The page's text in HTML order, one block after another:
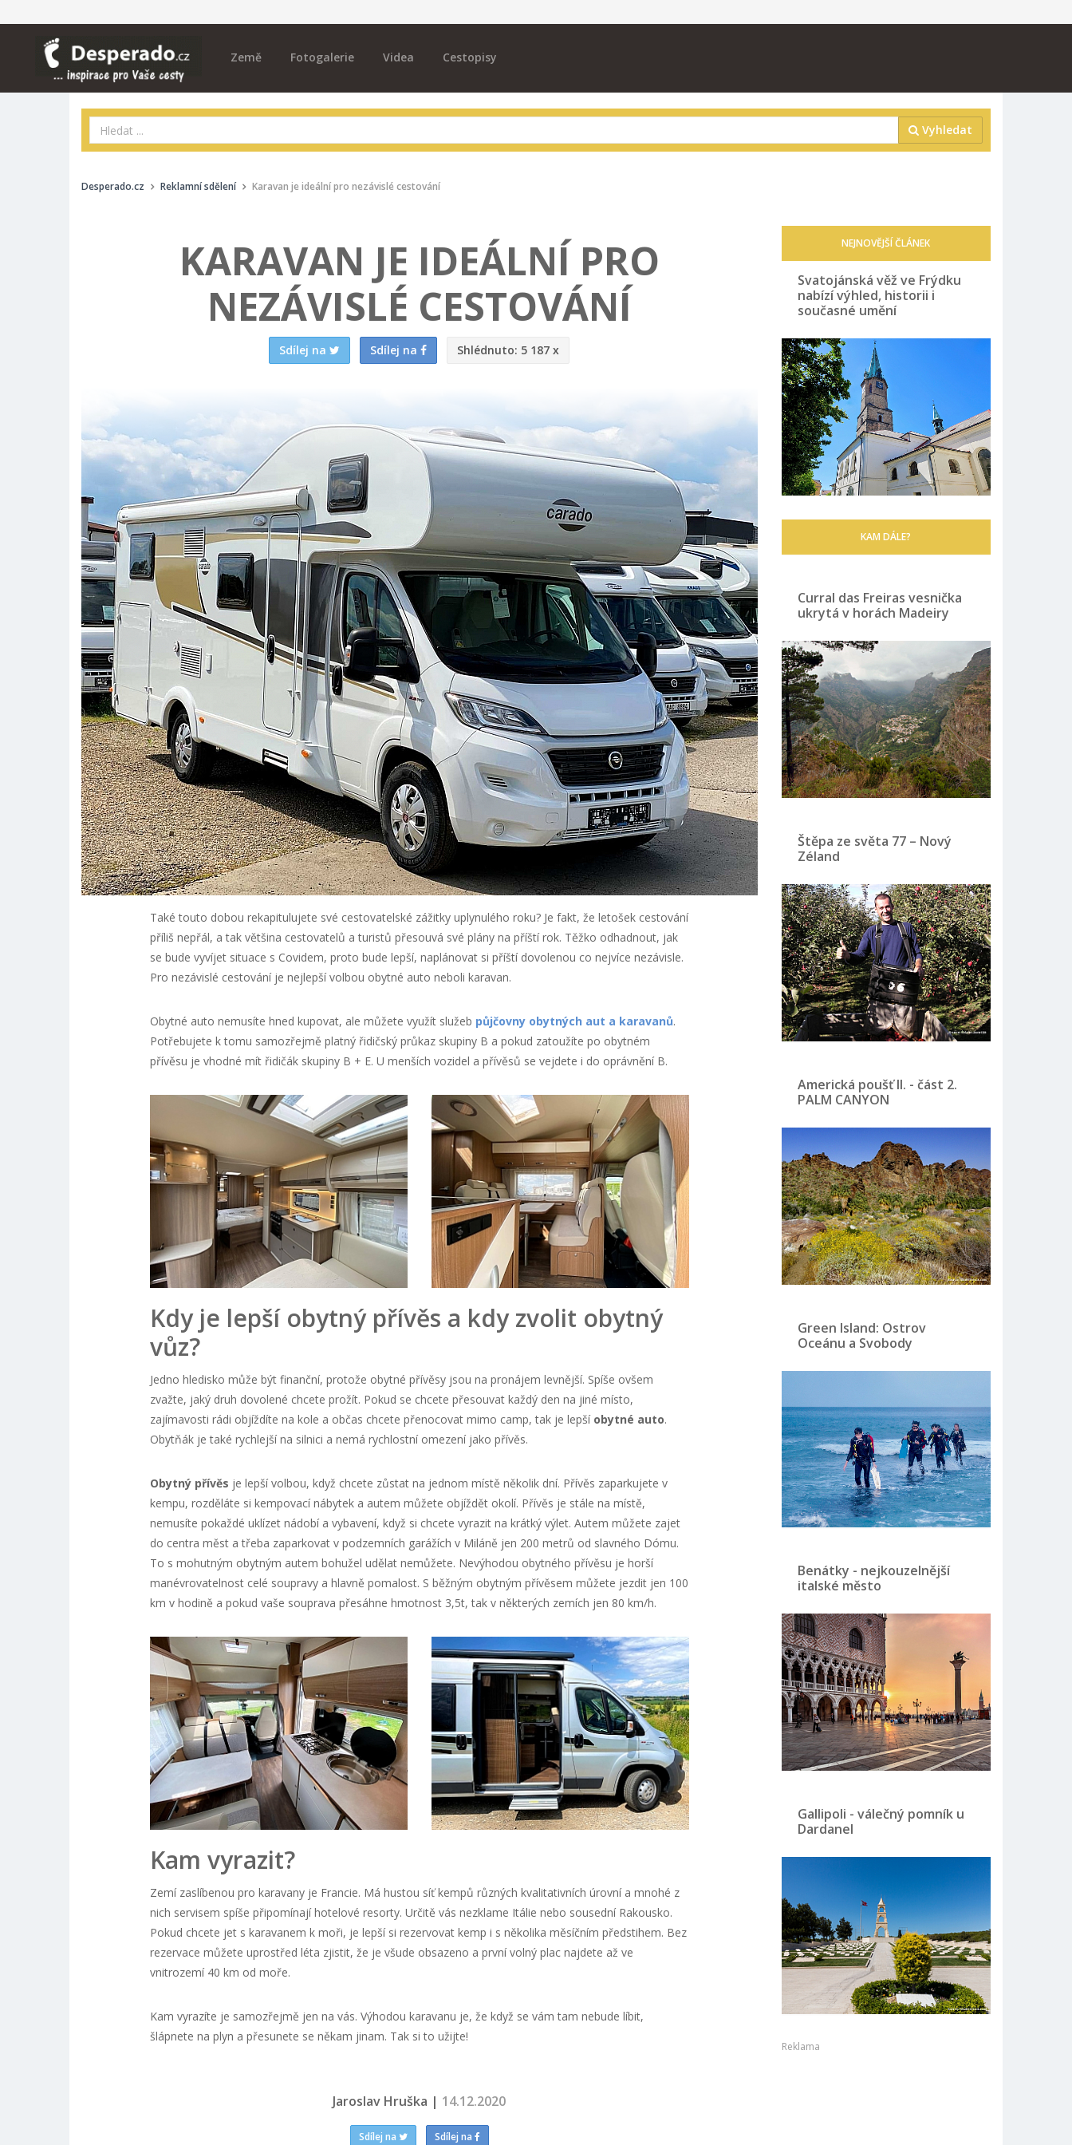
Země Fotogalerie Videa Cestopisy
Vyhledat
Desperado.cz Reklamní sdělení Karavan je ideální pro nezávislé cestování
KARAVAN JE IDEÁLNÍ PRO
NEZÁVISLÉ CESTOVÁNÍ
Sdílej na Sdílej na Shlédnuto: 5 187 x
Také touto dobou rekapitulujete své cestovatelské zážitky uplynulého roku? Je fakt, že letošek cestování
příliš nepřál, a tak většina cestovatelů a turistů přesouvá své plány na příští rok. Těžko odhadnout, jak
se bude vyvíjet situace s Covidem, proto bude lepší, naplánovat si příští dovolenou co nejvíce nezávisle.
Pro nezávislé cestování je nejlepší volbou obytné auto neboli karavan.
Obytné auto nemusíte hned kupovat, ale můžete využít služeb půjčovny obytných aut a karavanů.
Potřebujete k tomu samozřejmě platný řidičský průkaz skupiny B a pokud zatoužíte po obytném
přívěsu je vhodné mít řidičák skupiny B + E. U menších vozidel a přívěsů se vejdete i do oprávnění B.
Kdy je lepší obytný přívěs a kdy zvolit obytný
vůz?
Jedno hledisko může být finanční, protože obytné přívěsy jsou na pronájem levnější. Spíše ovšem
zvažte, jaký druh dovolené chcete prožít. Pokud se chcete přesouvat každý den na jiné místo,
zajímavosti rádi objíždíte na kole a občas chcete přenocovat mimo camp, tak je lepší obytné auto.
Obytňák je také rychlejší na silnici a nemá rychlostní omezení jako přívěs.
Obytný přívěs je lepší volbou, když chcete zůstat na jednom místě několik dní. Přívěs zaparkujete v
kempu, rozděláte si kempovací nábytek a autem můžete objíždět okolí. Přívěs je stále na místě,
nemusíte pokaždé uklízet nádobí a vybavení, když si chcete vyrazit na krátký výlet. Autem můžete zajet
do centra měst a třeba zaparkovat v podzemních garážích v Miláně jen 200 metrů od slavného Dómu.
To s mohutným obytným autem bohužel udělat nemůžete. Nevýhodou obytného přívěsu je horší
manévrovatelnost celé soupravy a hlavně pomalost. S běžným obytným přívěsem můžete jezdit jen 100
km v hodině a pokud vaše souprava přesáhne hmotnost 3,5t, tak v některých zemích jen 80 km/h.
Kam vyrazit?
Zemí zaslíbenou pro karavany je Francie. Má hustou síť kempů různých kvalitativních úrovní a mnohé z
nich servisem spíše připomínají hotelové resorty. Určitě vás nezklame Itálie nebo sousední Rakousko.
Pokud chcete jet s karavanem k moři, je lepší si rezervovat kemp i s několika měsíčním předstihem. Bez
rezervace můžete uprostřed léta zjistit, že je všude obsazeno a první volný plac najdete až ve
vnitrozemí 40 km od moře.
Kam vyrazíte je samozřejmě jen na vás. Výhodou karavanu je, že když se vám tam nebude líbit,
šlápnete na plyn a přesunete se někam jinam. Tak si to užijte!
Jaroslav Hruška | 14.12.2020
Sdílej na Sdílej na
NEJNOVĚJŠÍ ČLÁNEK
Svatojánská věž ve Frýdku
nabízí výhled, historii i
současné umění
KAM DÁLE?
Curral das Freiras vesnička
ukrytá v horách Madeiry
Štěpa ze světa 77 – Nový
Zéland
Americká poušť II. - část 2.
PALM CANYON
Green Island: Ostrov
Oceánu a Svobody
Benátky - nejkouzelnější
italské město
Gallipoli - válečný pomník u
Dardanel
Reklama